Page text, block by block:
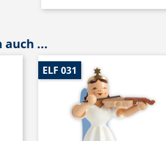
...
ELF 031